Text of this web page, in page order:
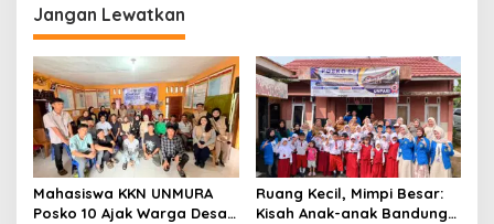
Implikasi Putusan
Jangan Lewatkan
Mahasiswa KKN UNMURA
Posko 10 Ajak Warga Desa
Ruang Kecil, Mimpi Besar:
Kisah Anak-anak Bandung